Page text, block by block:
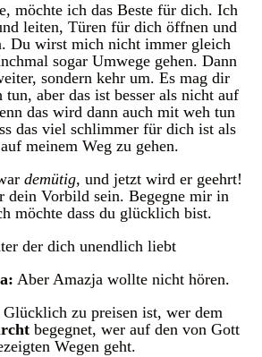
möchte ich das Beste für dich. Ich
leiten, Türen für dich öffnen und
Du wirst mich nicht immer gleich
sogar Umwege gehen. Dann
sondern kehr um. Es mag dir
aber das ist besser als nicht auf
das wird dann auch mit weh tun
das viel schlimmer für dich ist als
auf meinem Weg zu gehen.
demütig, und jetzt wird er geehrt!
dein Vorbild sein. Begegne mir in
möchte dass du glücklich bist.
der dich unendlich liebt
Aber Amazja wollte nicht hören.
Glücklich zu preisen ist, wer dem
begegnet, wer auf den von Gott
Wegen geht.